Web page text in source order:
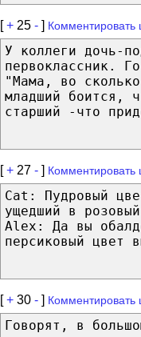
[+ 25 - ] Комментировать
У коллеги дочь-
первоклассник.
"Мама, во
младший боится,
старший -что
[+ 27 - ]
Cat: Пудровый
ущедший в
Alex: Да вы
персиковый цвет
[+ 30 - ]
Говорят, в